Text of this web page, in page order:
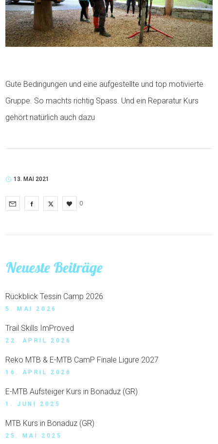
Gute Bedingungen und eine aufgestellte und top motivierte
Gruppe. So machts richtig Spass. Und ein Reparatur Kurs
gehört natürlich auch dazu
13. MAI 2021
0
Neueste Beiträge
Rückblick Tessin Camp 2026
5. MAI 2026
Trail Skills ImProved
22. APRIL 2026
Reko MTB & E-MTB CamP Finale Ligure 2027
16. APRIL 2026
E-MTB Aufsteiger Kurs in Bonaduz (GR)
1. JUNI 2025
MTB Kurs in Bonaduz (GR)
25. MAI 2025